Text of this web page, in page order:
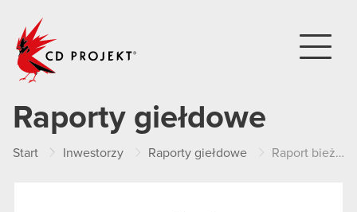
Raporty giełdowe
Start Inwestorzy Raporty giełdowe Raport bieżący nr 17/2022